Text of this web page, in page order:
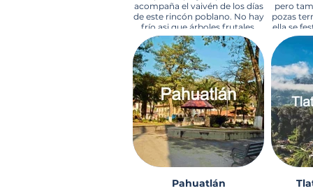
acompaña el vaivén de los días
de este rincón poblano. No hay
frío asi que árboles frutales,
plantas y flores crecen
despreocupados. Los
atlixquenses viven del
comercio de estos regalos de
la tierra y tienen la costumbre
de celebrar con floridos
tapetes sus mayores fiestas.
pero
pozas
ella se
con un
camino
hacia
de las
plaza
se
tonos
Pahuatlán